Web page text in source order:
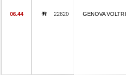
06.44 22820 GENOVA VOLTRI